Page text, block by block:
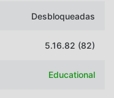
Desbloqueadas
5.16.82 (82)
Educational